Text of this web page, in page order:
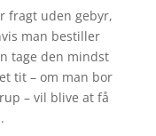
fragt uden gebyr,
man bestiller
tage den mindst
tit – om man bor
– vil blive at få